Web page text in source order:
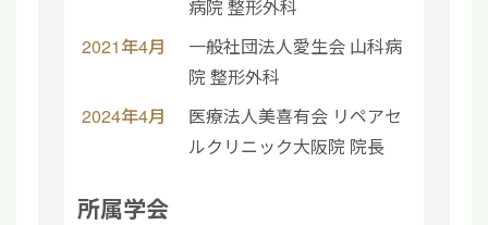
病院 整形外科
2021年4月
一般社団法人愛生会 山科病
院 整形外科
2024年4月
医療法人美喜有会 リペアセ
ルクリニック大阪院 院長
所属学会